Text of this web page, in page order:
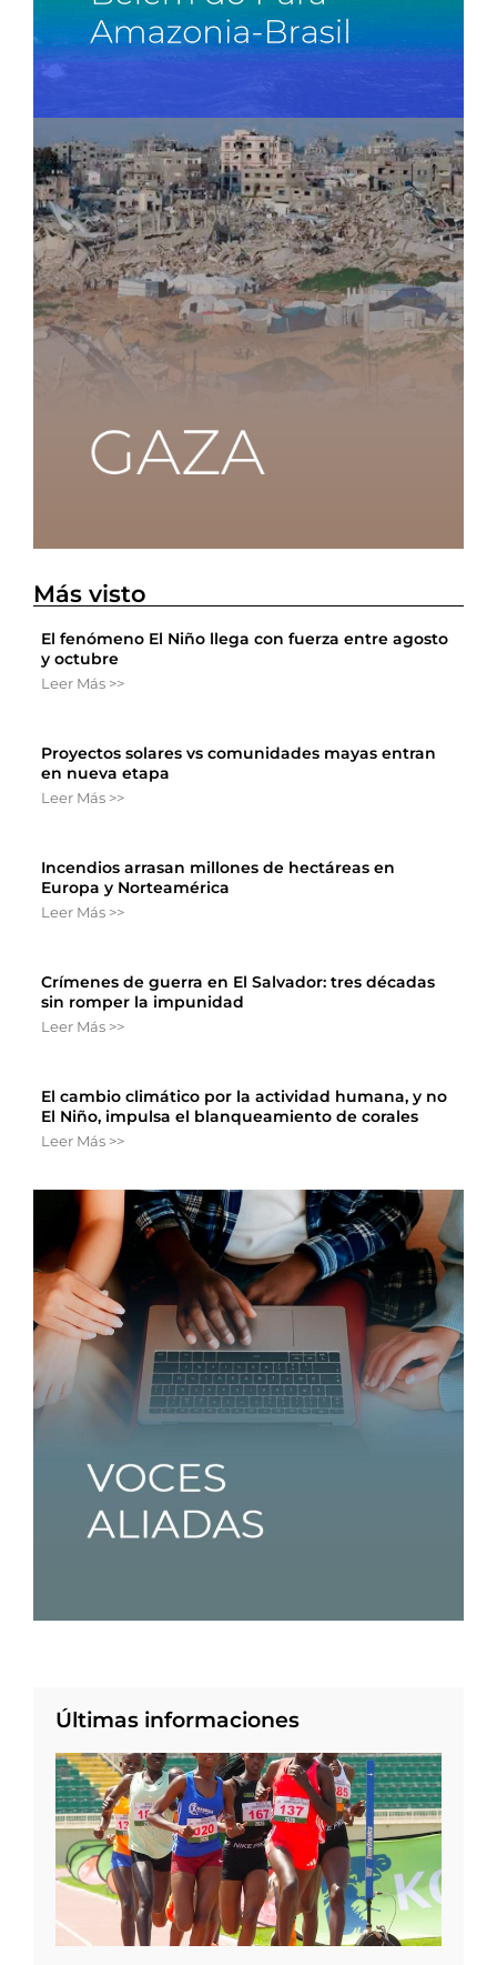
Más visto
El fenómeno El Niño llega con fuerza entre agosto
y octubre
Leer Más >>
Proyectos solares vs comunidades mayas entran
en nueva etapa
Leer Más >>
Incendios arrasan millones de hectáreas en
Europa y Norteamérica
Leer Más >>
Crímenes de guerra en El Salvador: tres décadas
sin romper la impunidad
Leer Más >>
El cambio climático por la actividad humana, y no
El Niño, impulsa el blanqueamiento de corales
Leer Más >>
Últimas informaciones